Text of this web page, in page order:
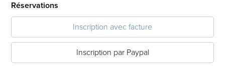
Réservations
Inscription avec facture
Inscription par Paypal